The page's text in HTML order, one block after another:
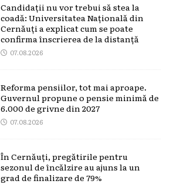
Candidații nu vor trebui să stea la
coadă: Universitatea Națională din
Cernăuți a explicat cum se poate
confirma înscrierea de la distanță
07.08.2026
Reforma pensiilor, tot mai aproape.
Guvernul propune o pensie minimă de
6.000 de grivne din 2027
07.08.2026
În Cernăuți, pregătirile pentru
sezonul de încălzire au ajuns la un
grad de finalizare de 79%